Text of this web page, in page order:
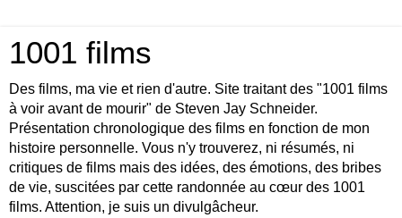
1001 films
Des films, ma vie et rien d'autre. Site traitant des "1001 films
à voir avant de mourir" de Steven Jay Schneider.
Présentation chronologique des films en fonction de mon
histoire personnelle. Vous n'y trouverez, ni résumés, ni
critiques de films mais des idées, des émotions, des bribes
de vie, suscitées par cette randonnée au cœur des 1001
films. Attention, je suis un divulgâcheur.